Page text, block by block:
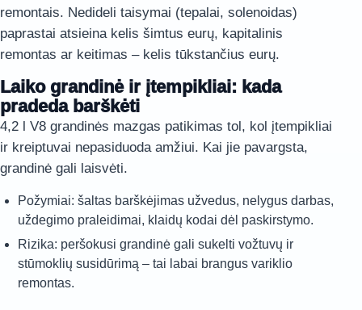
remontais. Nedideli taisymai (tepalai, solenoidas)
paprastai atsieina kelis šimtus eurų, kapitalinis
remontas ar keitimas – kelis tūkstančius eurų.
Laiko grandinė ir įtempikliai: kada
pradeda barškėti
4,2 l V8 grandinės mazgas patikimas tol, kol įtempikliai
ir kreiptuvai nepasiduoda amžiui. Kai jie pavargsta,
grandinė gali laisvėti.
Požymiai: šaltas barškėjimas užvedus, nelygus darbas,
uždegimo praleidimai, klaidų kodai dėl paskirstymo.
Rizika: peršokusi grandinė gali sukelti vožtuvų ir
stūmoklių susidūrimą – tai labai brangus variklio
remontas.